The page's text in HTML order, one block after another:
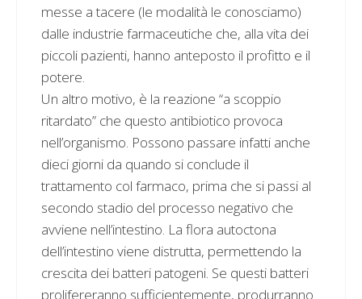
messe a tacere (le modalità le conosciamo)
dalle industrie farmaceutiche che, alla vita dei
piccoli pazienti, hanno anteposto il profitto e il
potere.
Un altro motivo, è la reazione “a scoppio
ritardato” che questo antibiotico provoca
nell’organismo. Possono passare infatti anche
dieci giorni da quando si conclude il
trattamento col farmaco, prima che si passi al
secondo stadio del processo negativo che
avviene nell’intestino. La flora autoctona
dell’intestino viene distrutta, permettendo la
crescita dei batteri patogeni. Se questi batteri
prolifereranno sufficientemente, produrranno